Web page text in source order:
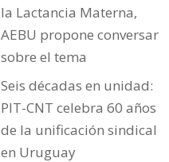
la Lactancia Materna,
AEBU propone conversar
sobre el tema
Seis décadas en unidad:
PIT-CNT celebra 60 años
de la unificación sindical
en Uruguay